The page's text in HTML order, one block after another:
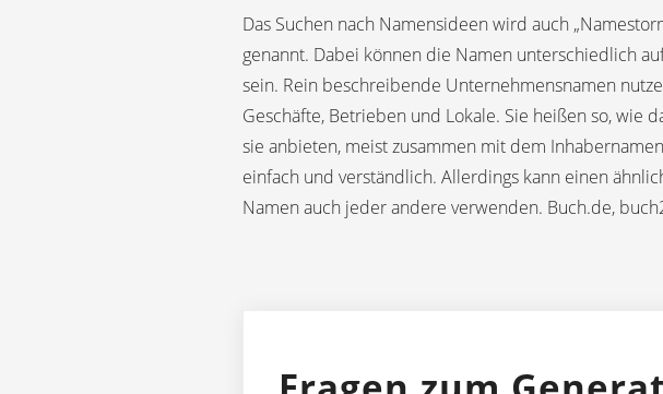
Das Suchen nach Namensideen wird auch
genannt. Dabei können die Namen unterschiedlich
sein. Rein beschreibende Unternehmensnamen
Geschäfte, Betrieben und Lokale. Sie heißen so, wie
sie anbieten, meist zusammen mit dem
einfach und verständlich. Allerdings kann einen
Namen auch jeder andere verwenden. Buch.de,